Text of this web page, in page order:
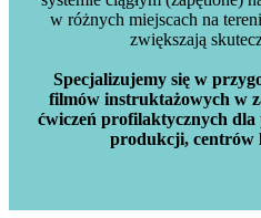
w różnych miejscach na
zwiększają
Specjalizujemy się w
filmów instruktażowych w
ćwiczeń profilaktycznych
produkcji, centrów